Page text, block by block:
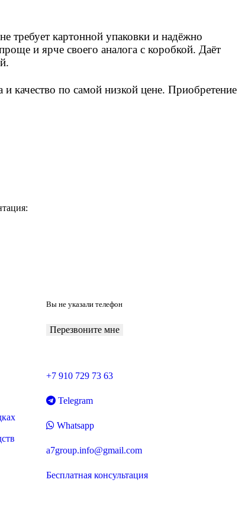
требует картонной упаковки и надёжно
и ярче своего аналога с коробкой. Даёт
качество по самой низкой цене. Приобретение
Вы не указали телефон
Перезвоните мне
+7 910 729 73 63
Telegram
Whatsapp
a7group.info@gmail.com
Бесплатная консультация